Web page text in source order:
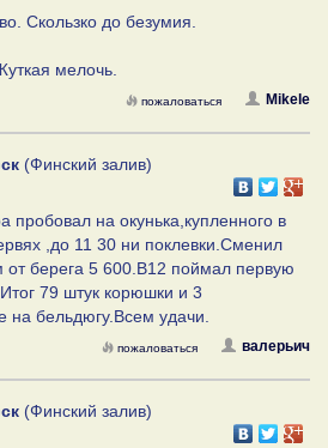
Скользко до безумия.
мелочь.
Mikele
пожаловаться
(Финский залив)
пробовал на окунька,купленного в
,до 11 30 ни поклевки.Сменил
от берега 5 600.В12 поймал первую
79 штук корюшки и 3
на бельдюгу.Всем удачи.
валерьич
пожаловаться
(Финский залив)